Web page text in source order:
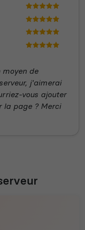
de
j'aimerai
vous ajouter
la page ? Merci